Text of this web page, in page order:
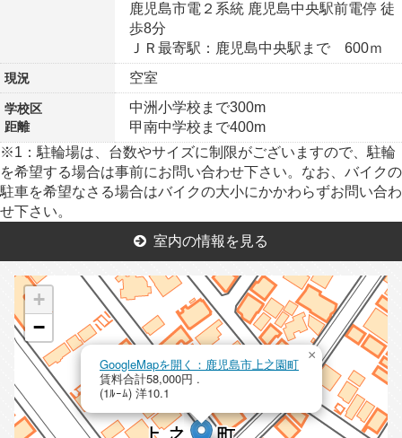
鹿児島市電２系統 鹿児島中央駅前電停 徒
歩8分
ＪＲ最寄駅：鹿児島中央駅まで 600ｍ
現況 空室
学校区
距離
中洲小学校まで300m
甲南中学校まで400m
※1：駐輪場は、台数やサイズに制限がございますので、駐輪
を希望する場合は事前にお問い合わせ下さい。なお、バイクの
駐車を希望なさる場合はバイクの大小にかかわらずお問い合わ
せ下さい。
室内の情報を見る
GoogleMapを開く：鹿児島市上之園町
賃料合計58,000円 .
(1ﾙｰﾑ) 洋10.1
×
+
−